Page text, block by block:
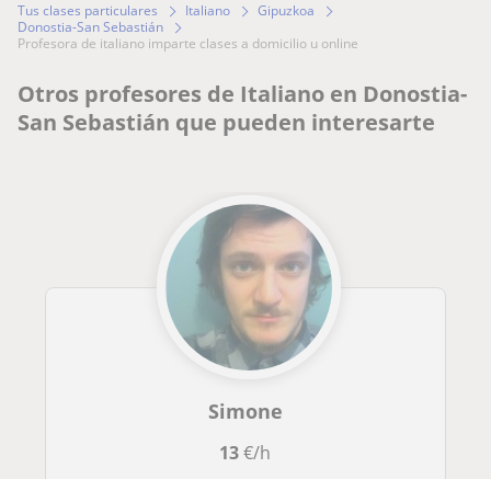
Tus clases particulares Italiano
Gipuzkoa
Donostia-San Sebastián
profesora de italiano imparte clases a domicilio u online
Otros profesores de Italiano en Donostia-
San Sebastián que pueden interesarte
Simone
13€/h